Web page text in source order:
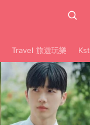
Travel 旅遊玩樂